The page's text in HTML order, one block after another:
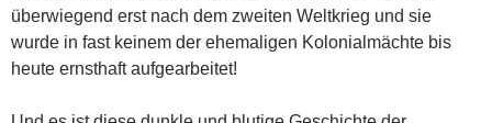
überwiegend erst nach dem zweiten Weltkrieg und sie
wurde in fast keinem der ehemaligen Kolonialmächte bis
heute ernsthaft aufgearbeitet!